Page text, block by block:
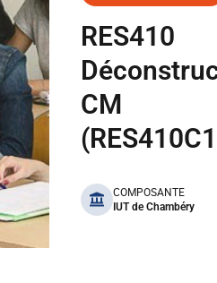
RES410
CM
benefits
COMPOSANTE
IUT de Chambéry